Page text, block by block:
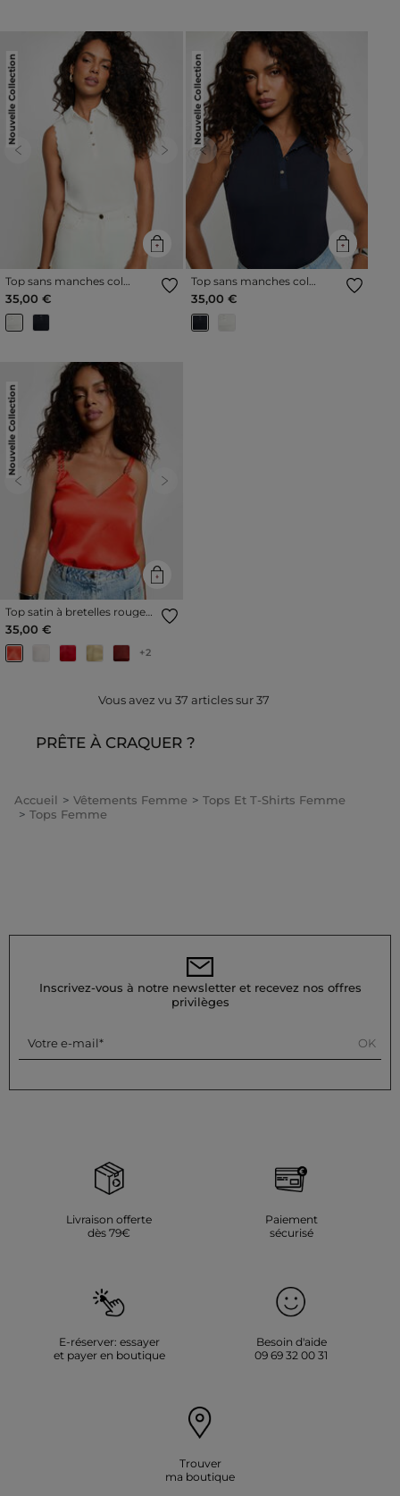
Nouvelle Collection
Previous Next
Top sans manches col
revers blanc femme
35,00 €
Nouvelle Collection
Previous Next
Top sans manches col
revers bleu marine femme
35,00 €
Nouvelle Collection
Previous Next
Top satin à bretelles rouge
vif femme
35,00 €
+2
Vous avez vu 37 articles sur37
PRÊTE À CRAQUER ?
Accueil Vêtements Femme
Tops Et T-Shirts Femme
Tops Femme
Inscrivez-vous à notre newsletter et recevez nos offres
privilèges
Votre e-mail OK
Livraison offerte
dès 79€
Paiement
sécurisé
E-réserver: essayer
et payer en boutique
Besoin d'aide
09 69 32 00 31
Trouver
ma boutique